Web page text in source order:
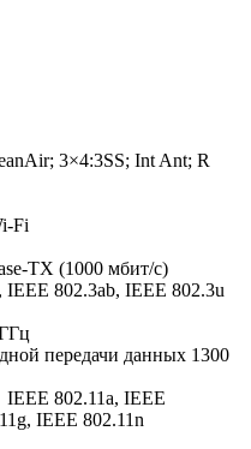
3×4:3SS; Int Ant; R
Fi
TX (1000 мбит/с)
802.3ab, IEEE 802.3u
передачи данных 1300
802.11a, IEEE
IEEE 802.11n